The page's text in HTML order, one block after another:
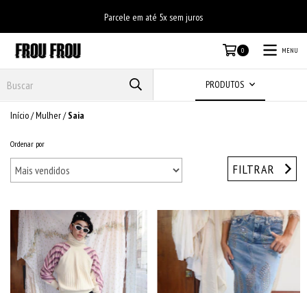
Parcele em até 5x sem juros
0 MENU
PRODUTOS
Início/Mulher/ Saia
Ordenar por
FILTRAR